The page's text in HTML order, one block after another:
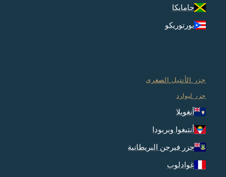
جامايكا
بورتوريكو
جزر الأنتيل الصغرى
جزر ليوارد
أنغويلا
أنتيغوا وبربودا
جزر فيرجن البريطانية
غوادلوب